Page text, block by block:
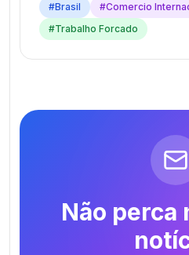
#Brasil #Comercio
#Trabalho Forcado
Não perca